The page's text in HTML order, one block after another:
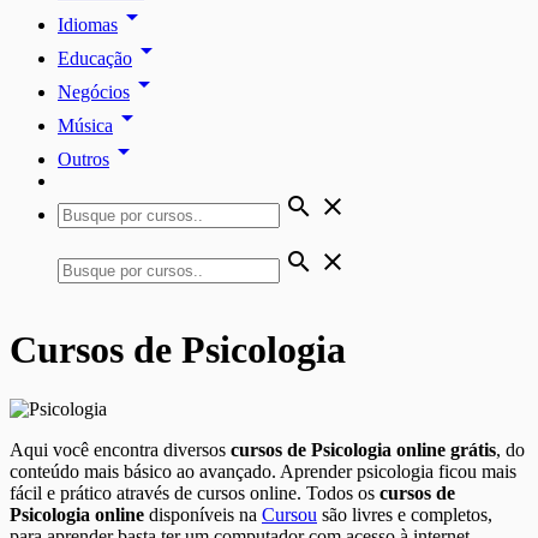
Idiomas arrow_drop_down
Educação arrow_drop_down
Negócios arrow_drop_down
Música arrow_drop_down
Outros arrow_drop_down
search close
search close
Cursos de Psicologia
Aqui você encontra diversos cursos de Psicologia online grátis, do
conteúdo mais básico ao avançado. Aprender psicologia ficou mais
fácil e prático através de cursos online. Todos os cursos de
Psicologia online disponíveis na Cursou são livres e completos,